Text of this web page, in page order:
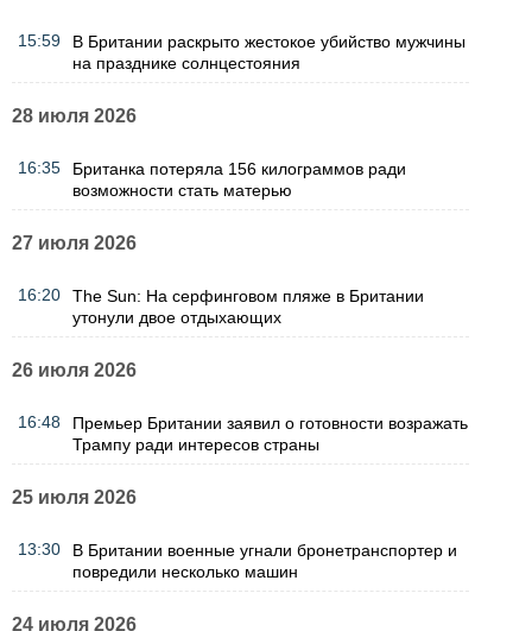
15:59
В Британии раскрыто жестокое убийство мужчины
на празднике солнцестояния
28 июля 2026
16:35
Британка потеряла 156 килограммов ради
возможности стать матерью
27 июля 2026
16:20
The Sun: На серфинговом пляже в Британии
утонули двое отдыхающих
26 июля 2026
16:48
Премьер Британии заявил о готовности возражать
Трампу ради интересов страны
25 июля 2026
13:30
В Британии военные угнали бронетранспортер и
повредили несколько машин
24 июля 2026